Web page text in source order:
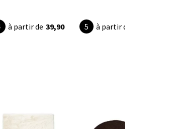
à partir de 39,90 à partir de